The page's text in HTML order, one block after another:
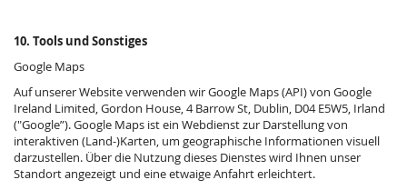
10. Tools und Sonstiges
Google Maps
Auf unserer Website verwenden wir Google Maps (API) von Google
Ireland Limited, Gordon House, 4 Barrow St, Dublin, D04 E5W5, Irland
("Google”). Google Maps ist ein Webdienst zur Darstellung von
interaktiven (Land-)Karten, um geographische Informationen visuell
darzustellen. Über die Nutzung dieses Dienstes wird Ihnen unser
Standort angezeigt und eine etwaige Anfahrt erleichtert.